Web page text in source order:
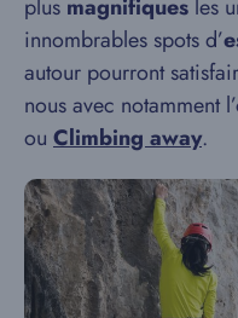
plus magnifiques les
innombrables spots d’
autour pourront
nous avec notamment
ou Climbing away.